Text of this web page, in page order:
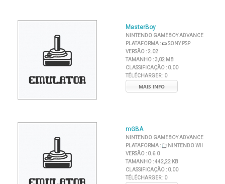
MasterBoy
NINTENDO GAMEBOY ADVANCE
PLATAFORMA :
SONY PSP
VERSÃO :2.02
TAMANHO :3,02 MB
CLASSIFICAÇÃO : 0.00
TÉLÉCHARGER : 0
MAIS INFO
mGBA
NINTENDO GAMEBOY ADVANCE
PLATAFORMA :
NINTENDO WII
VERSÃO : 0.6.0
TAMANHO :442,22 KB
CLASSIFICAÇÃO : 0.00
TÉLÉCHARGER : 0